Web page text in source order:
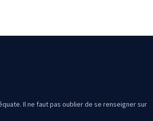
Il ne faut pas oublier de se renseigner sur